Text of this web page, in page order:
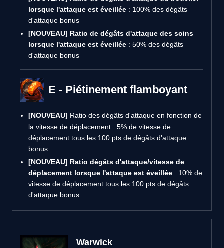
lorsque l'attaque est éveillée : 100% des dégâts
d'attaque bonus
[NOUVEAU] Ratio de dégâts d'attaque des soins
lorsque l'attaque est éveillée : 50% des dégâts
d'attaque bonus
E - Piétinement flamboyant
[NOUVEAU] Ratio des dégâts d'attaque en fonction de
la vitesse de déplacement : 5% de vitesse de
déplacement tous les 100 pts de dégâts d'attaque
bonus
[NOUVEAU] Ratio dégâts d'attaque/vitesse de
déplacement lorsque l'attaque est éveillée : 10% de
vitesse de déplacement tous les 100 pts de dégâts
d'attaque bonus
Warwick